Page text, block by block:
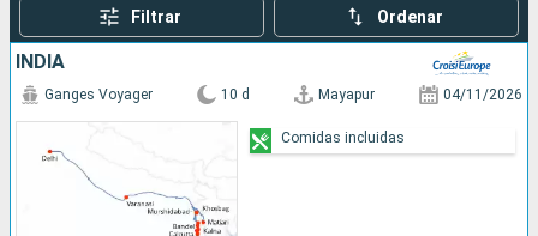
Filtrar Ordenar
INDIA
Ganges Voyager 10 d Mayapur 04/11/2026
Comidas incluidas